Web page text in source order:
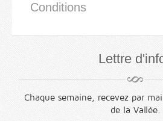
Conditions
Lettre
Chaque semaine, recevez par
de la Vallée.